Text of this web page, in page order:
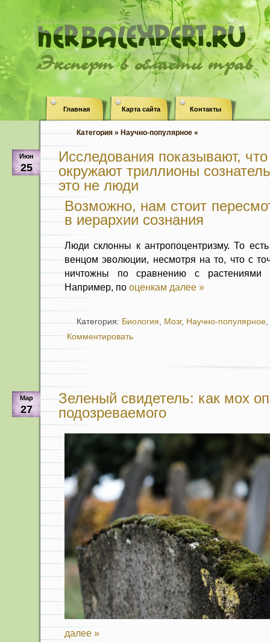
Эксперт в области трав
Главная Карта сайта Контакты
Категория » Научно-популярное «
Июн
25
Исследования показывают,
окружают триллионы
это не люди
Возможно, нам стоит
в иерархии сознания
Люди склонны к антропоцентризму. То
венцом эволюции, несмотря на то, что с
ничтожны по сравнению с растениями
Например, по оценкам далее »
Категория: Биология, Мозг, Научно-популярное,
Комментировать
Мар
27
Зеленый свидетель: как мох
подозреваемого
далее »